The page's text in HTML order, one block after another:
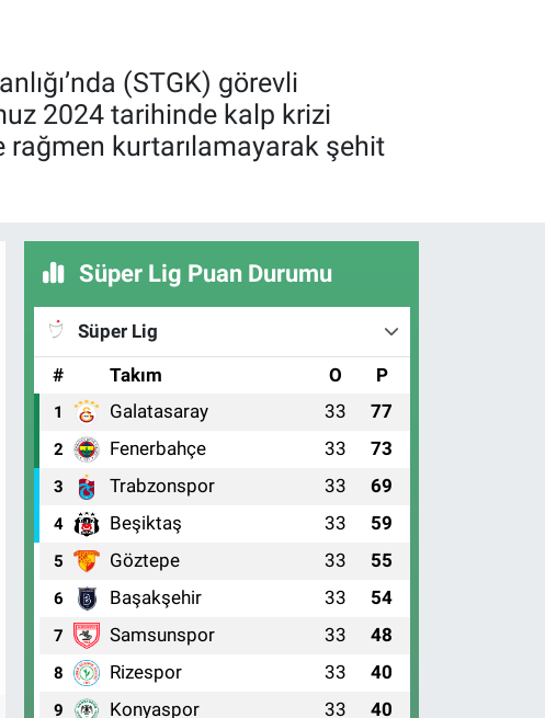
(STGK) görevli
2024 tarihinde kalp krizi
kurtarılamayarak şehit
Süper Lig Puan Durumu
Süper Lig
#
Takım O P
1 Galatasaray 33 77
2 Fenerbahçe 33 73
3 Trabzonspor 33 69
4 Beşiktaş 33 59
5 Göztepe 33 55
6 Başakşehir 33 54
7 Samsunspor 33 48
8 Rizespor 33 40
9 Konyaspor 33 40